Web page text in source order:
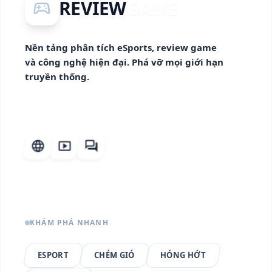
sports_esports REVIEWGAME
Nền tảng phân tích eSports, review game
và công nghệ hiện đại. Phá vỡ mọi giới hạn
truyền thống.
language smart_display forum
KHÁM PHÁ NHANH
ESPORT CHÉM GIÓ HÓNG HỚT